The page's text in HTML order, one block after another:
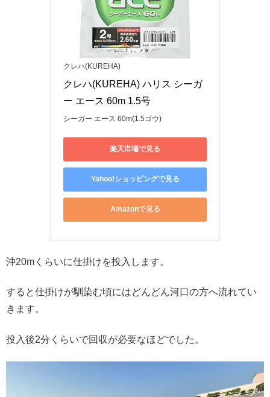
クレハ(KUREHA)
クレハ(KUREHA) ハリス シーガ
ー エース 60m 1.5号
シーガー エース 60m(1.5ゴウ)
楽天市場で見る
Yahoo!ショッピングで見る
Amazonで見る
沖20mくらいに仕掛けを投入します。
すると仕掛けが馴染む頃にはどんどん河口の方へ流れてい
きます。
投入後2分くらいで回収が必要なほどでした。